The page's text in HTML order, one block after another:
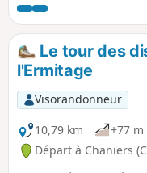
forteresse médiévale
du XIe siècle, abbaye
preuve. Ces terres
prairies, des céréales
classé en Grande-
Le tour des
l'Ermitage
Visorandonneur
10,79 km
+77 m
Départ à Chaniers